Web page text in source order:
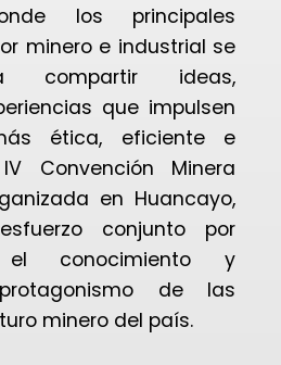
los principales
minero e industrial se
compartir ideas,
que impulsen
ética, eficiente e
Convención Minera
en Huancayo,
conjunto por
el conocimiento y
de las
minero del país.